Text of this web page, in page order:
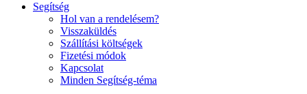
Segítség
Hol van a rendelésem?
Visszaküldés
Szállítási költségek
Fizetési módok
Kapcsolat
Minden Segítség-téma